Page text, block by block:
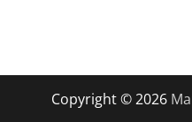
Copyright © 2026